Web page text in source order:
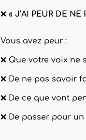
❌ « J’AI PEUR DE
Vous avez peur :
❌ Que votre voix ne
❌ De ne pas savoir
❌ De ce que vont
❌ De passer pour